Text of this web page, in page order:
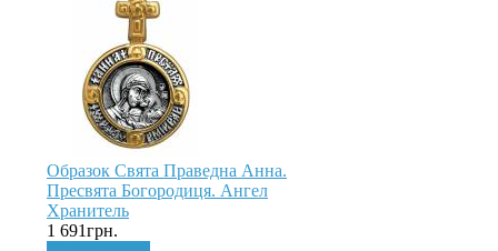
Образок Свята Праведна Анна.
Пресвята Богородиця. Ангел
Хранитель
1 691грн.